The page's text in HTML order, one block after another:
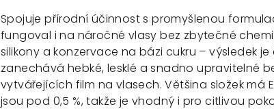
Spojuje přírodní účinnost s promyšlenou
fungoval i na náročné vlasy bez zbytečné
silikony a konzervace na bázi cukru – výsledek
zanechává hebké, lesklé a snadno upravitelné
vytvářejících film na vlasech. Většina složek má
jsou pod 0,5 %, takže je vhodný i pro citlivou